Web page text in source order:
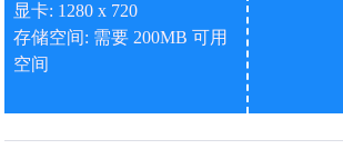
显卡: 1280 x 720
存储空间: 需要 200MB 可用
空间